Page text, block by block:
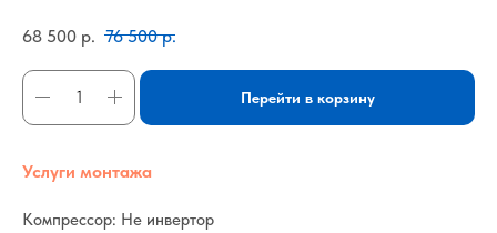
68 500 р. 76 500 р.
Перейти в корзину
Услуги монтажа
Компрессор: Не инвертор